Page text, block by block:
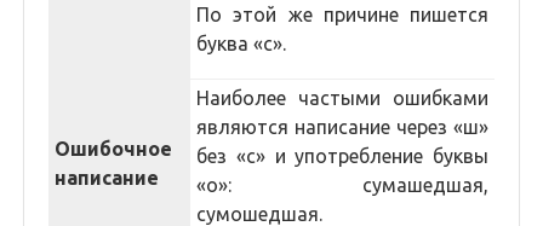
По этой же причине пишется
буква «с».
Ошибочное
написание
Наиболее частыми ошибками
являются написание через «ш»
без «с» и употребление буквы
«о»: сумашедшая,
сумошедшая.